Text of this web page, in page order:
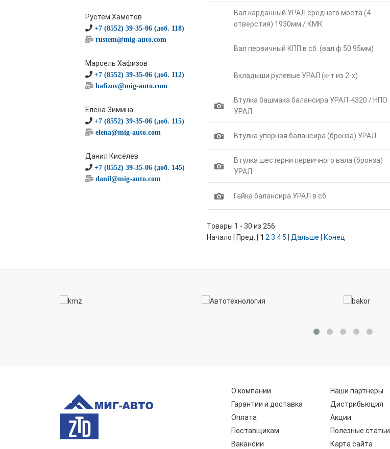
Рустем Хаметов
+7 (8552) 39-35-06 (доб. 118)
rustem@mig-auto.com
Марсель Хафизов
+7 (8552) 39-35-06 (доб. 112)
hafizov@mig-auto.com
Елена Зимина
+7 (8552) 39-35-06 (доб. 115)
elena@mig-auto.com
Данил Киселев
+7 (8552) 39-35-06 (доб. 145)
danil@mig-auto.com
Вал карданный УРАЛ среднего моста (4
отверстия) 1930мм / КМК
Вал первичный КПП в сб. (вал ф 50.95мм)
Вкладыши рулевые УРАЛ (к-т из 2-х)
1
Втулка башмака балансира УРАЛ-4320 / НПО
УРАЛ
1 Втулка упорная балансира (бронза) УРАЛ
1
Втулка шестерни первичного вала (бронза)
УРАЛ
1 Гайка балансира УРАЛ в сб.
Товары 1 - 30 из 256
Начало | Пред. | 1 2 3 4 5 Дальше Конец
О компании
Гарантии и доставка
Оплата
Поставщикам
Вакансии
Наши партнеры
Дистрибьюция
Акции
Полезные статьи
Карта сайта